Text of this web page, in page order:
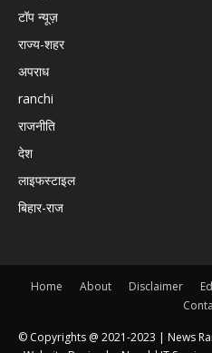
टॉप न्यूज़
राज्य-शहर
अपराध
ranchi
राजनीति
देश
लाइफस्टाइल
बिहार-राज
Home About Disclaimer
© Copyrights @ 2021-2023 | News